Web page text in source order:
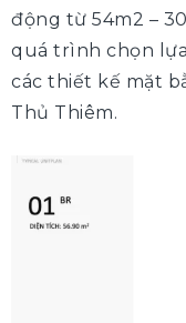
động từ 54m2 –
quá trình chọn
các thiết kế mặt
Thủ Thiêm.